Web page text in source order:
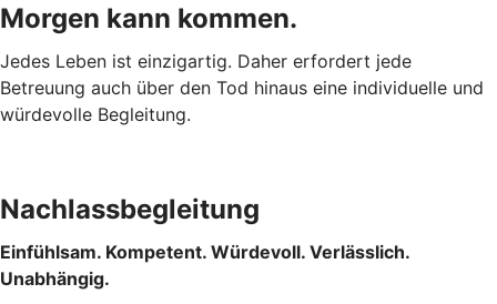
Morgen kann kommen.
Jedes Leben ist einzigartig. Daher erfordert jede
Betreuung auch über den Tod hinaus eine individuelle und
würdevolle Begleitung.
Nachlassbegleitung
Einfühlsam. Kompetent. Würdevoll. Verlässlich.
Unabhängig.